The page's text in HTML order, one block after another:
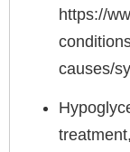
https://
causes/